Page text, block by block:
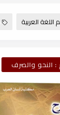
العربية
النحو والصرف